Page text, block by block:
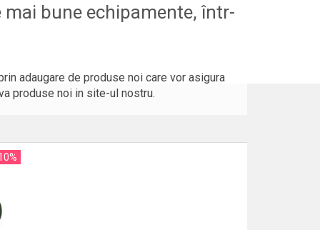
bune echipamente, într-
adaugare de produse noi care vor asigura
produse noi in site-ul nostru.